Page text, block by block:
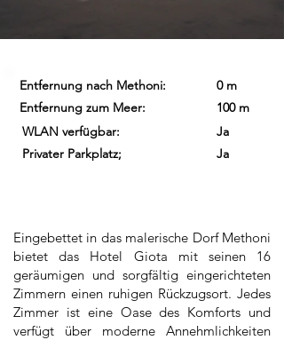
Privater Parkplatz; Ja
WLAN verfügbar: Ja
Entfernung zum Meer: 100 m
Entfernung nach Methoni: 0 m
Eingebettet in das malerische Dorf Methoni
bietet das Hotel Giota mit seinen 16
geräumigen und sorgfältig eingerichteten
Zimmern einen ruhigen Rückzugsort. Jedes
Zimmer ist eine Oase des Komforts und
verfügt über moderne Annehmlichkeiten